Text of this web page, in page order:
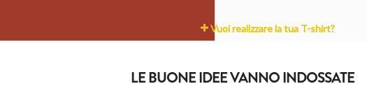
Vuoi realizzare la tua T-shirt?
LE BUONE IDEE VANNO INDOSSATE